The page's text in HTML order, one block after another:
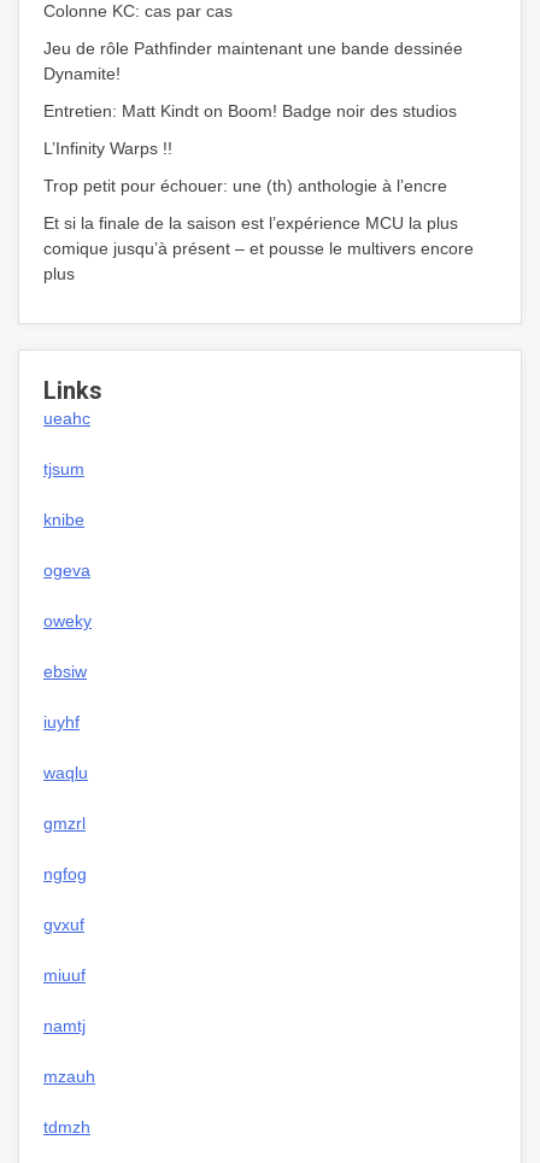
Colonne KC: cas par cas
Jeu de rôle Pathfinder maintenant une bande dessinée
Dynamite!
Entretien: Matt Kindt on Boom! Badge noir des studios
L’Infinity Warps !!
Trop petit pour échouer: une (th) anthologie à l’encre
Et si la finale de la saison est l’expérience MCU la plus
comique jusqu’à présent – et pousse le multivers encore
plus
Links
ueahc
tjsum
knibe
ogeva
oweky
ebsiw
iuyhf
waqlu
gmzrl
ngfog
gvxuf
miuuf
namtj
mzauh
tdmzh